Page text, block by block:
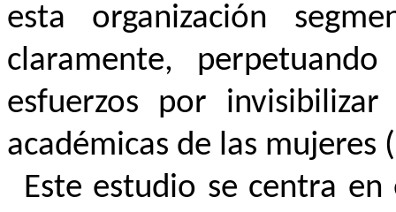
esta organización
claramente,
esfuerzos por
académicas de las mujeres
Este estudio se centra